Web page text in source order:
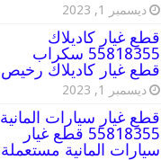
ديسمبر 1, 2023
قطع غيار كاديلاك
55818355 سكراب
قطع غيار كاديلاك رخيص
ديسمبر 1, 2023
قطع غيار سيارات المانية
55818355 قطع غيار
سيارات المانية مستعملة